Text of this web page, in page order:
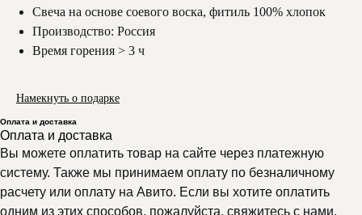
Свеча на основе соевого воска, фитиль 100% хлопок
Производство: Россия
Время горения > 3 ч
Намекнуть о подарке
Оплата и доставка
Оплата и доставка
Вы можете оплатить товар на сайте через платежную
систему. Также мы принимаем оплату по безналичному
расчету или оплату на Авито. Если вы хотите оплатить
одним из этих способов, пожалуйста, свяжитесь с нами.